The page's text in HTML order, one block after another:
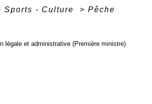
Sports - Culture > Pêche
légale et administrative (Première ministre)